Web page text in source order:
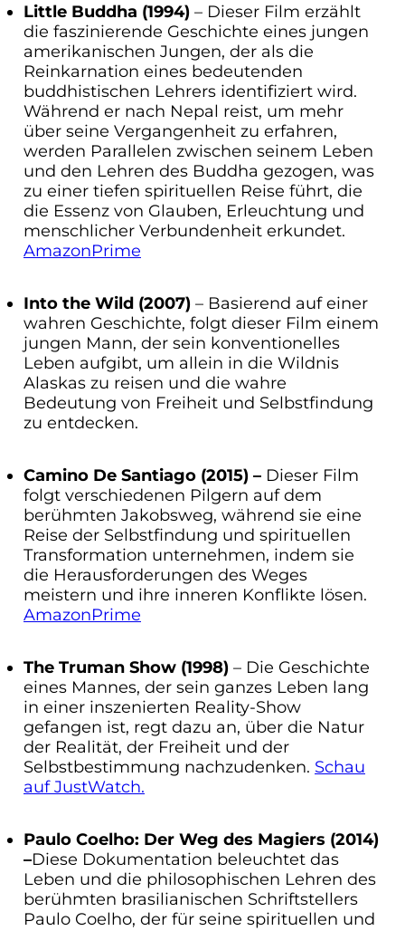
Little Buddha (1994) – Dieser Film erzählt
die faszinierende Geschichte eines jungen
amerikanischen Jungen, der als die
Reinkarnation eines bedeutenden
buddhistischen Lehrers identifiziert wird.
Während er nach Nepal reist, um mehr
über seine Vergangenheit zu erfahren,
werden Parallelen zwischen seinem Leben
und den Lehren des Buddha gezogen, was
zu einer tiefen spirituellen Reise führt, die
die Essenz von Glauben, Erleuchtung und
menschlicher Verbundenheit erkundet.
AmazonPrime
Into the Wild (2007) – Basierend auf einer
wahren Geschichte, folgt dieser Film einem
jungen Mann, der sein konventionelles
Leben aufgibt, um allein in die Wildnis
Alaskas zu reisen und die wahre
Bedeutung von Freiheit und Selbstfindung
zu entdecken.
Camino De Santiago (2015) – Dieser Film
folgt verschiedenen Pilgern auf dem
berühmten Jakobsweg, während sie eine
Reise der Selbstfindung und spirituellen
Transformation unternehmen, indem sie
die Herausforderungen des Weges
meistern und ihre inneren Konflikte lösen.
AmazonPrime
The Truman Show (1998) – Die Geschichte
eines Mannes, der sein ganzes Leben lang
in einer inszenierten Reality-Show
gefangen ist, regt dazu an, über die Natur
der Realität, der Freiheit und der
Selbstbestimmung nachzudenken. Schau
auf JustWatch.
Paulo Coelho: Der Weg des Magiers (2014)
–Diese Dokumentation beleuchtet das
Leben und die philosophischen Lehren des
berühmten brasilianischen Schriftstellers
Paulo Coelho, der für seine spirituellen und